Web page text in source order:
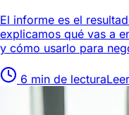
El informe es el
explicamos qué vas a
y cómo usarlo para
6 min de lectura